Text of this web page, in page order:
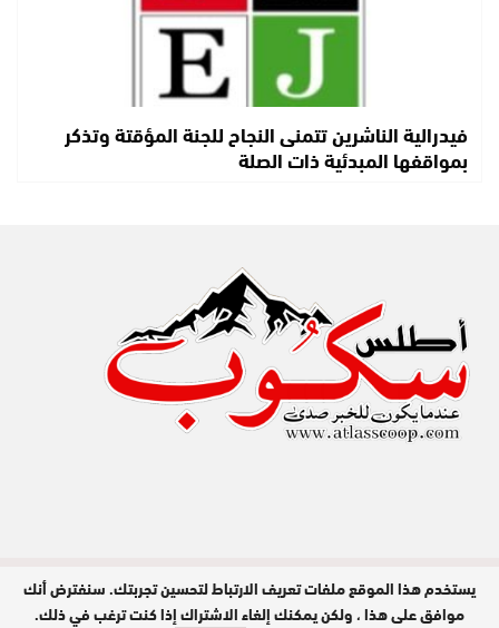
فيدرالية الناشرين تتمنى النجاح للجنة المؤقتة وتذكر
بمواقفها المبدئية ذات الصلة
مدير النشر : عبد الله عزي / جميع الحقوق
محفوظة © 2026
يستخدم هذا الموقع ملفات تعريف الارتباط لتحسين تجربتك. سنفترض أنك
موافق على هذا ، ولكن يمكنك إلغاء الاشتراك إذا كنت ترغب في ذلك.